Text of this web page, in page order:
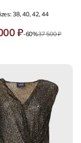
38, 40, 42, 44
₽-60%37 500 ₽